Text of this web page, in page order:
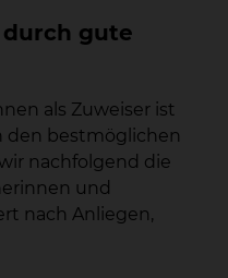
durch gute
als Zuweiser ist
den bestmöglichen
nachfolgend die
und
nach Anliegen,